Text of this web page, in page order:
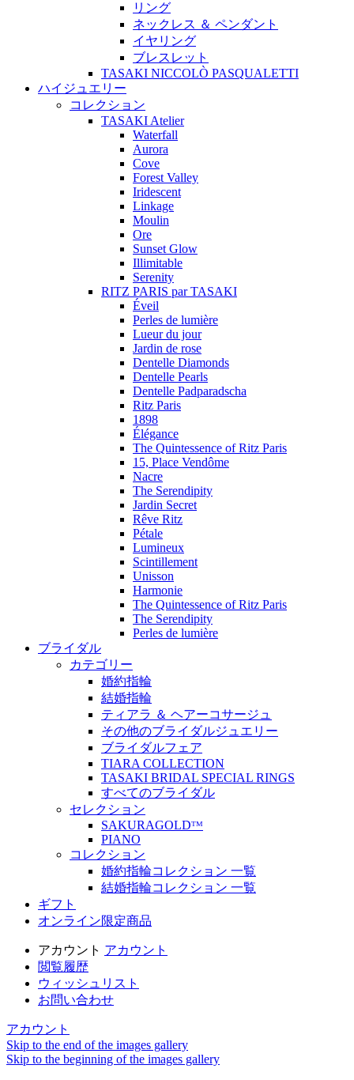
リング
ネックレス ＆ ペンダント
イヤリング
ブレスレット
TASAKI NICCOLÒ PASQUALETTI
ハイジュエリー
コレクション
TASAKI Atelier
Waterfall
Aurora
Cove
Forest Valley
Iridescent
Linkage
Moulin
Ore
Sunset Glow
Illimitable
Serenity
RITZ PARIS par TASAKI
Éveil
Perles de lumière
Lueur du jour
Jardin de rose
Dentelle Diamonds
Dentelle Pearls
Dentelle Padparadscha
Ritz Paris
1898
Élégance
The Quintessence of Ritz Paris
15, Place Vendôme
Nacre
The Serendipity
Jardin Secret
Rêve Ritz
Pétale
Lumineux
Scintillement
Unisson
Harmonie
The Quintessence of Ritz Paris
The Serendipity
Perles de lumière
ブライダル
カテゴリー
婚約指輪
結婚指輪
ティアラ ＆ ヘアーコサージュ
その他のブライダルジュエリー
ブライダルフェア
TIARA COLLECTION
TASAKI BRIDAL SPECIAL RINGS
すべてのブライダル
セレクション
SAKURAGOLDᵀᴹ
PIANO
コレクション
婚約指輪コレクション 一覧
結婚指輪コレクション 一覧
ギフト
オンライン限定商品
アカウント アカウント
閲覧履歴
ウィッシュリスト
お問い合わせ
アカウント
Skip to the end of the images gallery
Skip to the beginning of the images gallery